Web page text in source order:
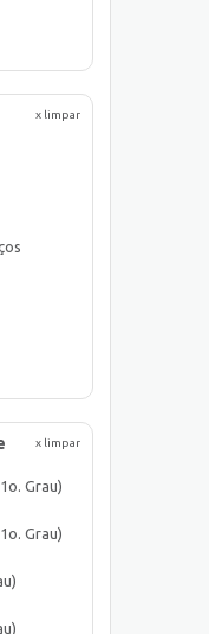
x limpar
x limpar
Grau)
Grau)